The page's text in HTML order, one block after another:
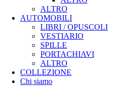
ALTRO
AUTOMOBILI
LIBRI / OPUSCOLI
VESTIARIO
SPILLE
PORTACHIAVI
ALTRO
COLLEZIONE
Chi siamo